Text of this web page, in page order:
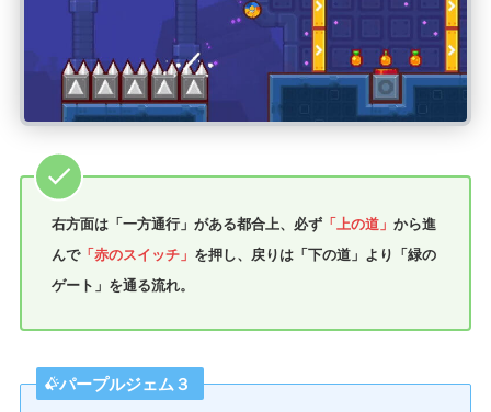
右方面は「一方通行」がある都合上、必ず「上の道」 から進
んで「赤のスイッチ」 を押し、戻りは「下の道」より「緑の
ゲート」を通る流れ。
パープルジェム３